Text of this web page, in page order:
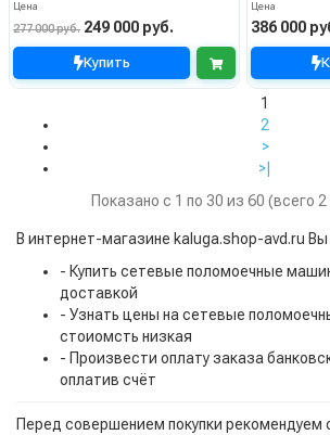
Цена
277 000 руб. 249 000 руб.
Купить
Цена
386 000
1
2
>
>|
Показано с 1 по 30 из 60 (всего
В интернет-магазине kaluga.shop-avd.ru
- Купить сетевые поломоечные
доставкой
- Узнать цены на сетевые
стоиомсть низкая
- Произвести оплату заказа
оплатив счёт
Перед совершением покупки рекомендуем